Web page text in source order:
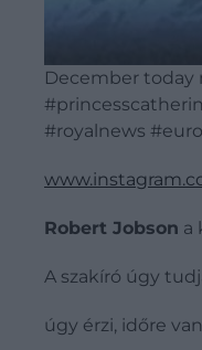
December today
#royalnews
Robert Jobson a
A szakíró úgy
úgy érzi, időre